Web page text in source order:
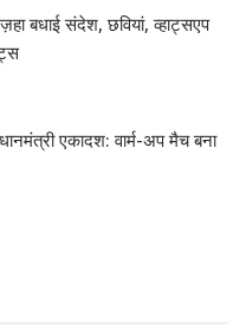
बधाई संदेश, छवियां, व्हाट्सएप
एकादश: वार्म-अप मैच बना